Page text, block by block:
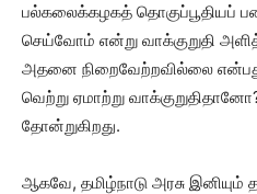
பல்கலைக்கழகத் தொகுப்பூதியப்
செய்வோம் என்று வாக்குறுதி
அதனை நிறைவேற்றவில்லை
வெற்று ஏமாற்று
தோன்றுகிறது.
ஆகவே, தமிழ்நாடு அரசு